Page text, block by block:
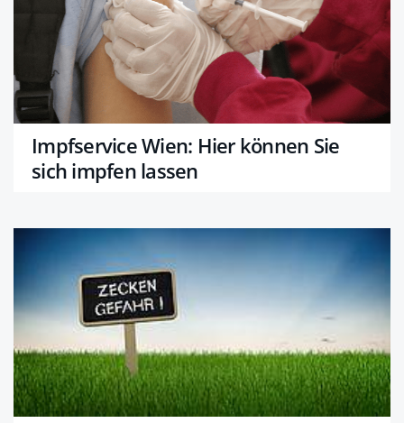
Impfservice Wien: Hier können Sie
sich impfen lassen